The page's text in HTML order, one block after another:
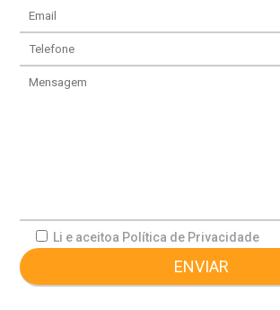
Li e aceitoa Política de Privacidade